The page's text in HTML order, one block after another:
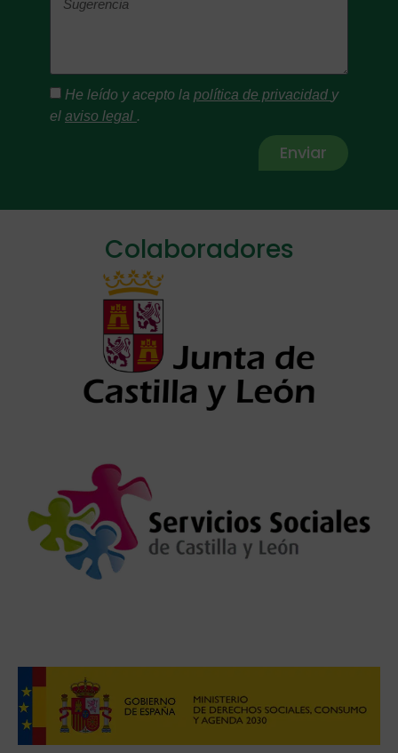
He leído y acepto la política de privacidad y
el aviso legal
Enviar
Colaboradores